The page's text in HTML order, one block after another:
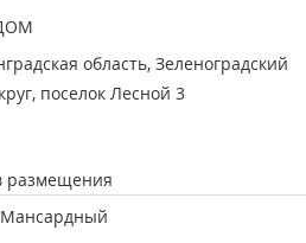
область, Зеленоградский
поселок Лесной 3
размещения
Мансардный